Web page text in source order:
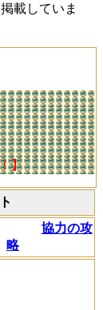
載していま
】
協力の攻
略